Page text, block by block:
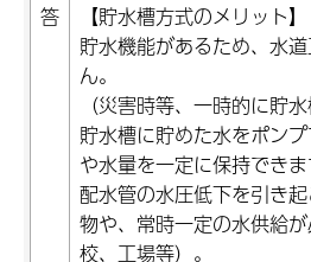
答
【貯水槽方式のメリット】
貯水機能があるため、水
ん。
（災害時等、一時的に貯
貯水槽に貯めた水をポン
や水量を一定に保持できま
配水管の水圧低下を引き
物や、常時一定の水供給
校、工場等）。